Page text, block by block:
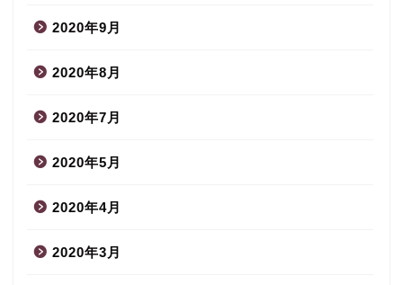
2020年9月
2020年8月
2020年7月
2020年5月
2020年4月
2020年3月